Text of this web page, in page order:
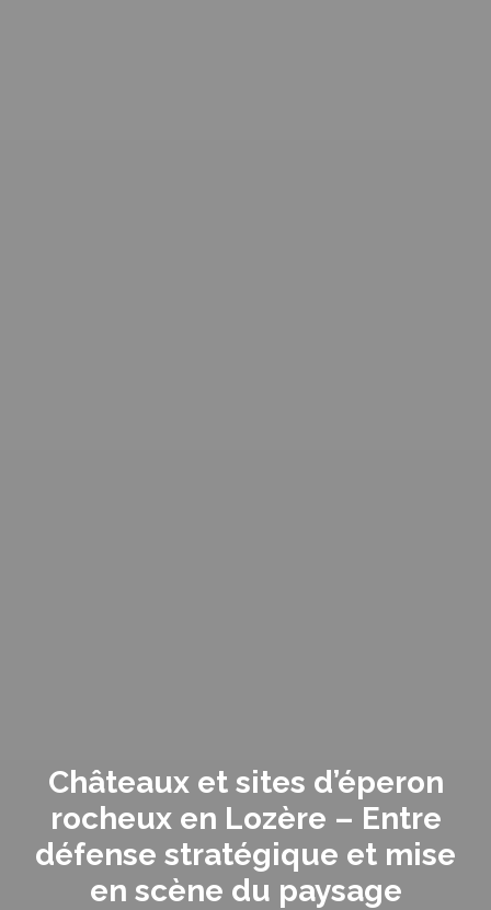
Châteaux et sites d’éperon
rocheux en Lozère – Entre
défense stratégique et mise
en scène du paysage